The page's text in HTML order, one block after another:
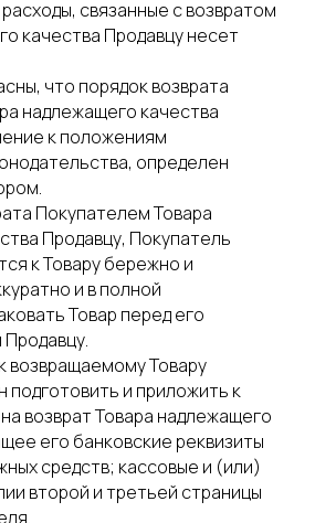
связанные с возвратом
качества Продавцу несет
что порядок возврата
надлежащего качества
к положениям
определен
Покупателем Товара
Продавцу, Покупатель
к Товару бережно и
и в полной
Товар перед его
возвращаемому Товару
подготовить и приложить к
возврат Товара надлежащего
его банковские реквизиты
средств; кассовые и (или)
второй и третьей страницы